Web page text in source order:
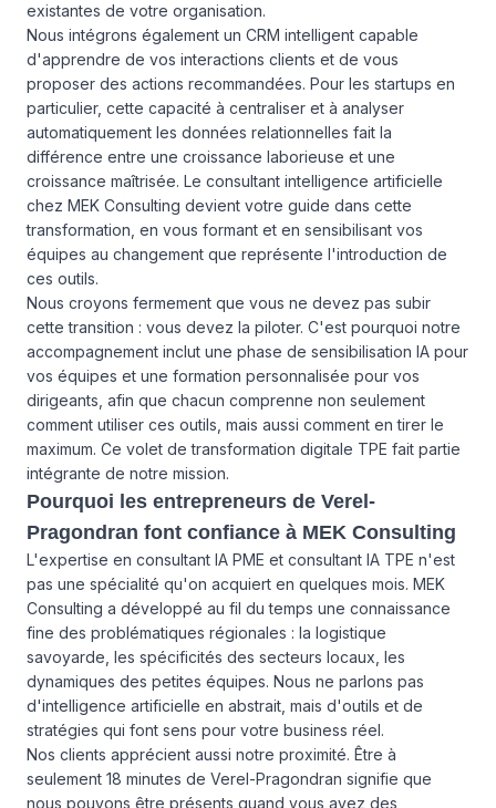
existantes de votre organisation.
Nous intégrons également un CRM intelligent capable
d'apprendre de vos interactions clients et de vous
proposer des actions recommandées. Pour les startups en
particulier, cette capacité à centraliser et à analyser
automatiquement les données relationnelles fait la
différence entre une croissance laborieuse et une
croissance maîtrisée. Le consultant intelligence artificielle
chez MEK Consulting devient votre guide dans cette
transformation, en vous formant et en sensibilisant vos
équipes au changement que représente l'introduction de
ces outils.
Nous croyons fermement que vous ne devez pas subir
cette transition : vous devez la piloter. C'est pourquoi notre
accompagnement inclut une phase de sensibilisation IA pour
vos équipes et une formation personnalisée pour vos
dirigeants, afin que chacun comprenne non seulement
comment utiliser ces outils, mais aussi comment en tirer le
maximum. Ce volet de transformation digitale TPE fait partie
intégrante de notre mission.
Pourquoi les entrepreneurs de Verel-
Pragondran font confiance à MEK Consulting
L'expertise en consultant IA PME et consultant IA TPE n'est
pas une spécialité qu'on acquiert en quelques mois. MEK
Consulting a développé au fil du temps une connaissance
fine des problématiques régionales : la logistique
savoyarde, les spécificités des secteurs locaux, les
dynamiques des petites équipes. Nous ne parlons pas
d'intelligence artificielle en abstrait, mais d'outils et de
stratégies qui font sens pour votre business réel.
Nos clients apprécient aussi notre proximité. Être à
seulement 18 minutes de Verel-Pragondran signifie que
nous pouvons être présents quand vous avez des